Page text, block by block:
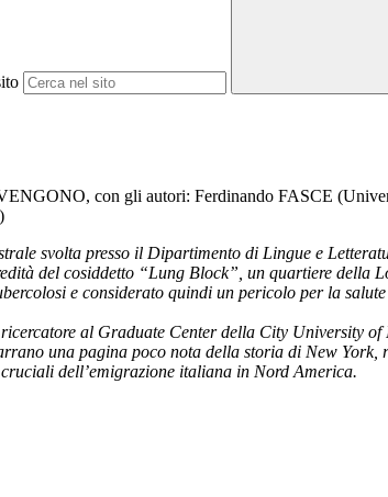
con gli autori: Ferdinando FASCE
svolta presso il Dipartimento di Lingue e
del cosiddetto “Lung Block”, un quartiere della
e considerato quindi un pericolo per la
al Graduate Center della City University
una pagina poco nota della storia di New York,
dell’emigrazione italiana in Nord America.